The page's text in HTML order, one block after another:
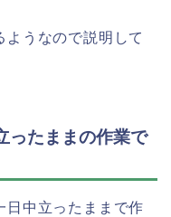
ようなので説明して
ったままの作業で
日中立ったままで作